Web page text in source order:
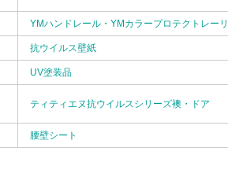
YMハンドレール・YMカラープロテクトレー
抗ウイルス壁紙
UV塗装品
ティティエヌ抗ウイルスシリーズ襖・ドア
腰壁シート